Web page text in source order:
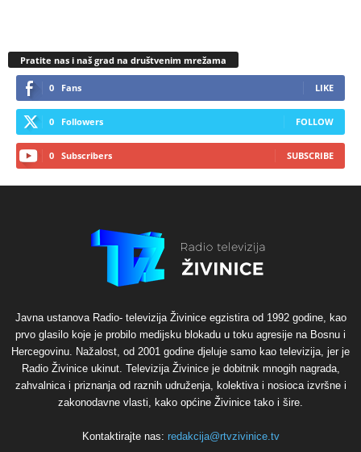
Pratite nas i naš grad na društvenim mrežama
0 Fans LIKE
0 Followers FOLLOW
0 Subscribers SUBSCRIBE
Javna ustanova Radio- televizija Živinice egzistira od 1992 godine, kao
prvo glasilo koje je probilo medijsku blokadu u toku agresije na Bosnu i
Hercegovinu. Nažalost, od 2001 godine djeluje samo kao televizija, jer je
Radio Živinice ukinut. Televizija Živinice je dobitnik mnogih nagrada,
zahvalnica i priznanja od raznih udruženja, kolektiva i nosioca izvršne i
zakonodavne vlasti, kako općine Živinice tako i šire.
Kontaktirajte nas: redakcija@rtvzivinice.tv